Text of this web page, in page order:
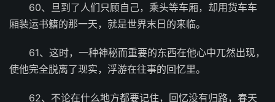
60、旦到了人们只顾自己，乘头等车厢，却用货车车
厢装运书籍的那一天，就是世界末日的来临。
61、这时，一种神秘而重要的东西在他心中兀然出现，
使他完全脱离了现实，浮游在往事的回忆里。
62、不论在什么地方都要记住，回忆没有归路，春天